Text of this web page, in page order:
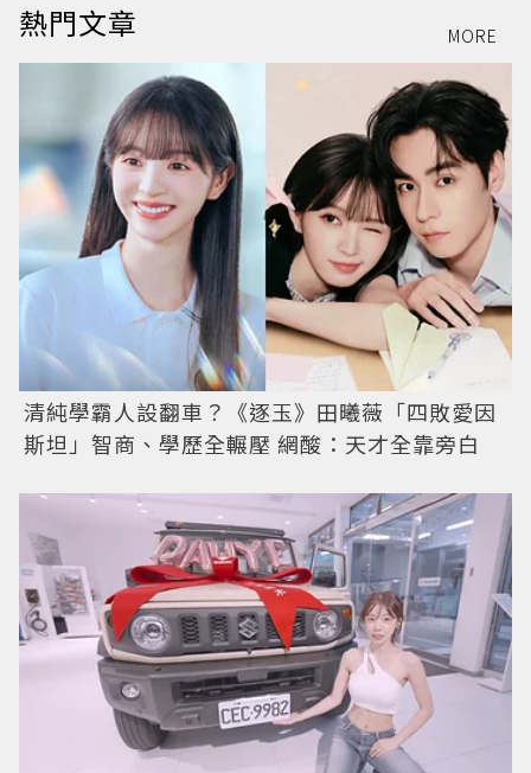
熱門文章 MORE
清純學霸人設翻車？《逐玉》田曦薇「四敗愛因
斯坦」智商、學歷全輾壓 網酸：天才全靠旁白